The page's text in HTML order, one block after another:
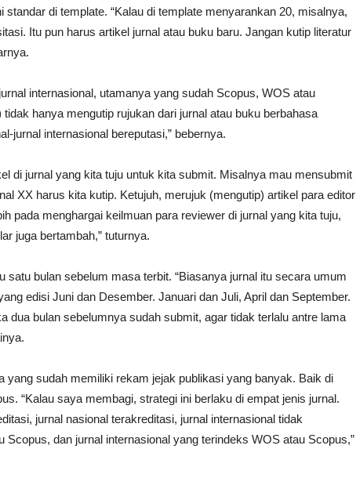
di template. “Kalau di template menyarankan 20, misalnya,
Itu pun harus artikel jurnal atau buku baru. Jangan kutip literatur
internasional, utamanya yang sudah Scopus, WOS atau
hanya mengutip rujukan dari jurnal atau buku berbahasa
jurnal internasional bereputasi,” bebernya.
di jurnal yang kita tuju untuk kita submit. Misalnya mau mensubmit
XX harus kita kutip. Ketujuh, merujuk (mengutip) artikel para editor
pada menghargai keilmuan para reviewer di jurnal yang kita tuju,
juga bertambah,” tuturnya.
satu bulan sebelum masa terbit. “Biasanya jurnal itu secara umum
edisi Juni dan Desember. Januari dan Juli, April dan September.
dua bulan sebelumnya sudah submit, agar tidak terlalu antre lama
yang sudah memiliki rekam jejak publikasi yang banyak. Baik di
“Kalau saya membagi, strategi ini berlaku di empat jenis jurnal.
jurnal nasional terakreditasi, jurnal internasional tidak
Scopus, dan jurnal internasional yang terindeks WOS atau Scopus,”